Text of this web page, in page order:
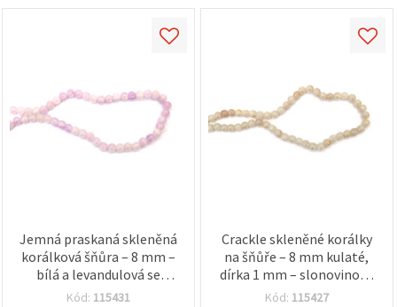
Jemná praskaná skleněná
korálková šňůra – 8 mm –
bílá a levandulová se
zlatým odstínem ~ 105 ks
Kód: 115431
Crackle skleněné korálky
na šňůře – 8 mm kulaté,
dírka 1 mm – slonovinové
se zlatou barvou ~ 100 ks
Kód: 115427